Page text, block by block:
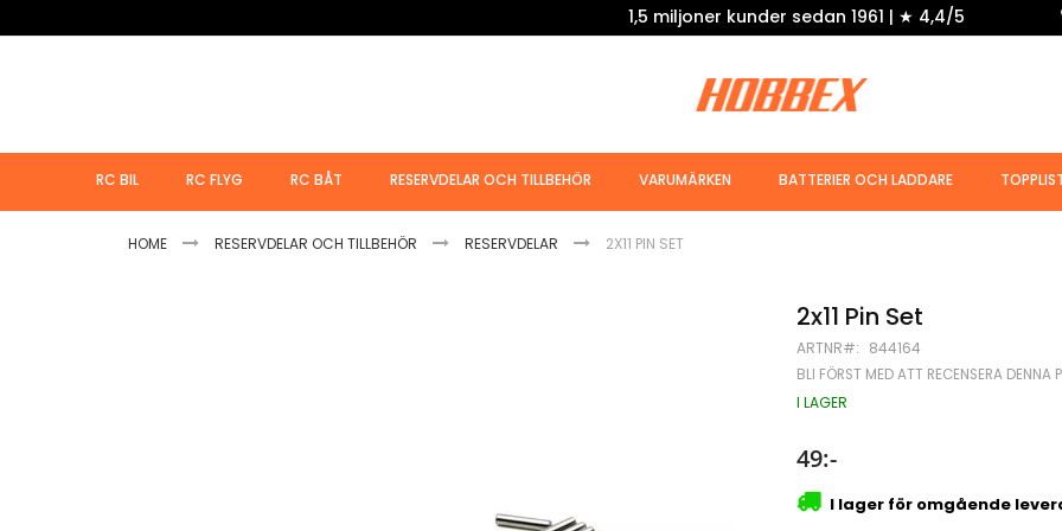
1,5 miljoner kunder sedan 1961 | ★ 4,4/5
RC BIL RC FLYG RC BÅT RESERVDELAR OCH TILLBEHÖR VARUMÄRKEN BATTERIER OCH LADDARE
HOME RESERVDELAR OCH TILLBEHÖR RESERVDELAR 2X11 PIN SET
2x11 Pin Set
ARTNR 844164
BLI FÖRST MED ATT RECENSERA DENNA
I LAGER
49:-
I lager för omgående